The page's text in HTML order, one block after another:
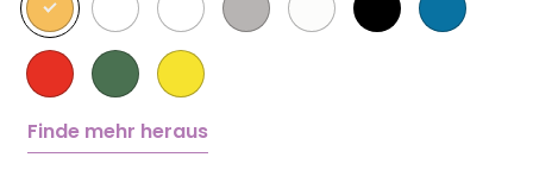
Finde mehr heraus